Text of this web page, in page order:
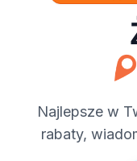
Najlepsze w
rabaty,